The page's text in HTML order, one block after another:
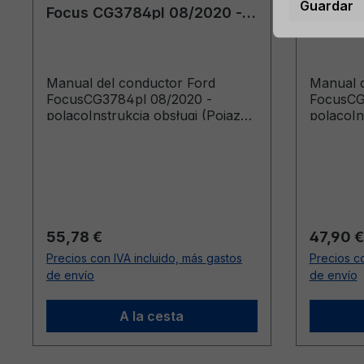
Focus CG3784pl 08/2020 -
Manual del conductor Ford
FocusCG3784pl 08/2020 -
polacoInstrukcja obsługi (Pojazdy
Precio normal:
55,78 €
Precios con IVA incluido, más gastos
de envío
A la cesta
Focus
Manual
Precio
47,90 €
Precios
de envío
Guardar